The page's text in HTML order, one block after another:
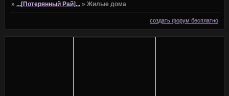
»...[Потерянный Рай]... »Жилые дома
создать форум бесплатно